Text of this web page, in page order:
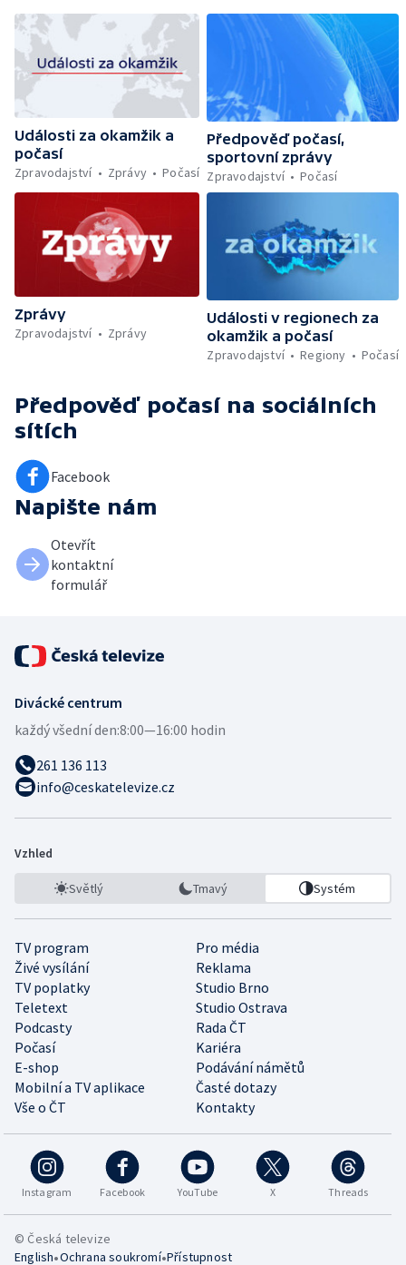
Události za okamžik a
počasí
Zpravodajství
Zprávy Počasí
Předpověď počasí,
sportovní zprávy
Zpravodajství
Počasí
Zprávy
Zpravodajství
Zprávy
Události v regionech za
okamžik a počasí
Zpravodajství
Regiony Počasí
Předpověď počasí na sociálních
sítích
Facebook
Napište nám
Otevřít
kontaktní
formulář
Divácké centrum
každý všední den:8:00—16:00 hodin
261 136 113
info@ceskatelevize.cz
Vzhled
Světlý Tmavý Systém
TV program
Pro média
Živé vysílání
Reklama
TV poplatky
Studio Brno
Teletext
Studio Ostrava
Podcasty
Rada ČT
Počasí
Kariéra
E-shop
Podávání námětů
Mobilní a TV aplikace
Časté dotazy
Vše o ČT
Kontakty
Instagram Facebook YouTube X Threads
© Česká televize
English•Ochrana soukromí•Přístupnost